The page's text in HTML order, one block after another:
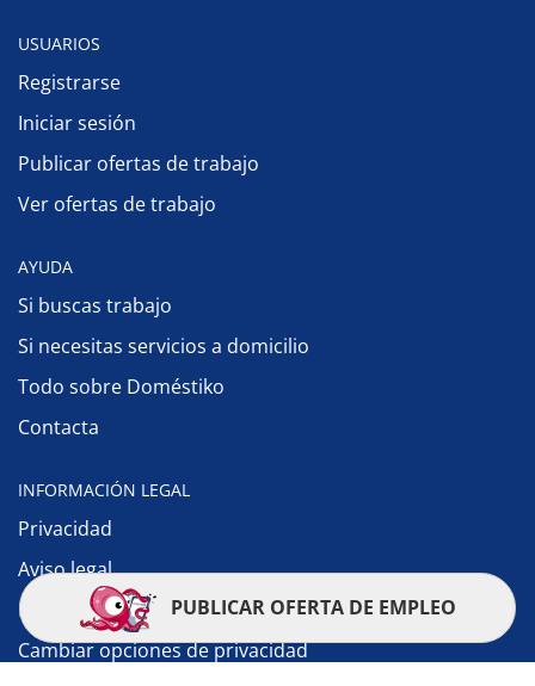
USUARIOS
Registrarse
Iniciar sesión
Publicar ofertas de trabajo
Ver ofertas de trabajo
AYUDA
Si buscas trabajo
Si necesitas servicios a domicilio
Todo sobre Doméstiko
Contacta
INFORMACIÓN LEGAL
Privacidad
Aviso legal
Política de cookies
Cambiar opciones de privacidad
PUBLICAR OFERTA DE EMPLEO